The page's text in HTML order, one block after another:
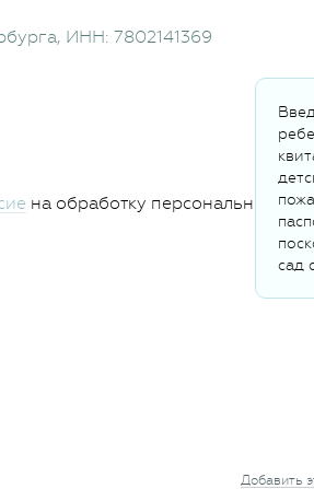
, ИНН: 7802141369
сад
на обработку персональных
Добавить